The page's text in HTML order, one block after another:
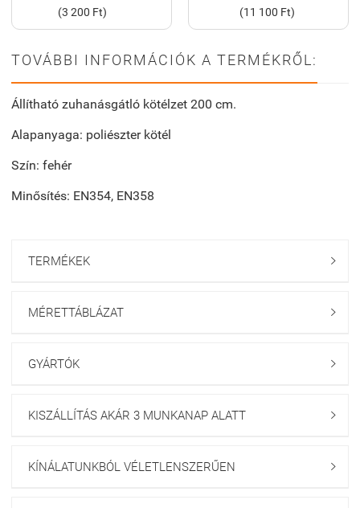
(3 200 Ft)
(11 100 Ft)
TOVÁBBI INFORMÁCIÓK A TERMÉKRŐL:
Állítható zuhanásgátló kötélzet 200 cm.
Alapanyaga: poliészter kötél
Szín: fehér
Minősítés: EN354, EN358
TERMÉKEK 
MÉRETTÁBLÁZAT 
GYÁRTÓK 
KISZÁLLÍTÁS AKÁR 3 MUNKANAP ALATT 
KÍNÁLATUNKBÓL VÉLETLENSZERŰEN 